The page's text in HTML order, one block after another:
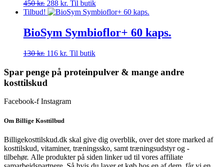
450kr. Den
oprindelige
450 kr..
288 kr. Den
aktuelle
er:
288 kr..
Til butik
Tilbud!
BioSym Symbioflor+ 60 kaps.
130kr. Den
pris
var:
130 kr..
116 kr. Den
pris
Til butik
Spar penge på proteinpulver & mange andre
kosttilskud
Facebook-f Instagram
Om Billige Kosttilbud
Billigekosttilskud.dk skal give dig overblik, over det store marked af
kosttilskud, vitaminer, træningssko, samt træningsudstyr og -
tilbehør. Alle produkter på siden linker ud til vores affiliate